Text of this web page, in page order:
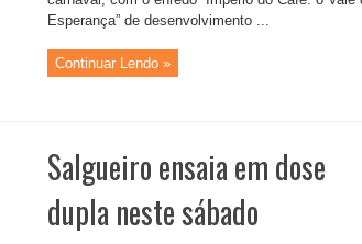
Esperança” de desenvolvimento ...
Continuar Lendo »
Salgueiro ensaia em dose
dupla neste sábado